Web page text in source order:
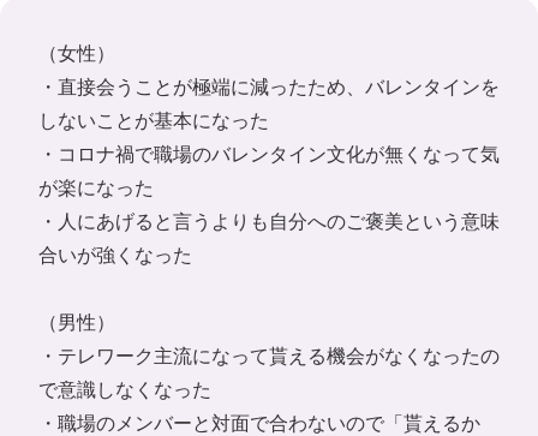
（女性）
・直接会うことが極端に減ったため、バレンタインを
しないことが基本になった
・コロナ禍で職場のバレンタイン文化が無くなって気
が楽になった
・人にあげると言うよりも自分へのご褒美という意味
合いが強くなった
（男性）
・テレワーク主流になって貰える機会がなくなったの
で意識しなくなった
・職場のメンバーと対面で合わないので「貰えるか